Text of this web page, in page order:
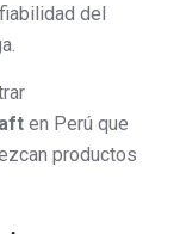
del
en Perú que
productos